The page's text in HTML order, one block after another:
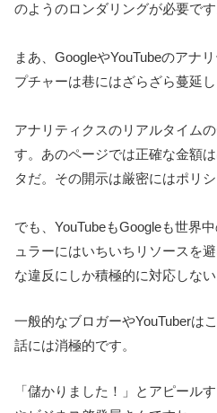
のようのロンダリングが必要です
まあ、GoogleやYouTubeのアナ
プチャーは巷にはざらざら蔓延し
アナリティクスのリアルタイム
す。あのページでは正確な金額
タだ。その開示は厳密にはポリシ
でも、YouTubeもGoogleも世界
ュラーにはいちいちリソースを
な違反にしか積極的に対応しない
一般的なブロガーやYouTuberは
話には消極的です。
「儲かりました！」とアピール